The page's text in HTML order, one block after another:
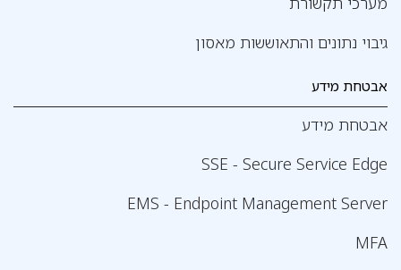
גיבוי נתונים והתאוששות מאסון
אבטחת מידע
אבטחת מידע
SSE - Secure Service Edge
EMS - Endpoint Management Server
MFA